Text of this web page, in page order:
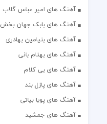
آهنگ های امیر عباس گلاب
آهنگ های بابک جهان بخش
آهنگ های بنیامین بهادری
آهنگ های بهنام بانی
آهنگ های بی کلام
آهنگ های پازل بند
آهنگ های پویا بیاتی
آهنگ های جمشید